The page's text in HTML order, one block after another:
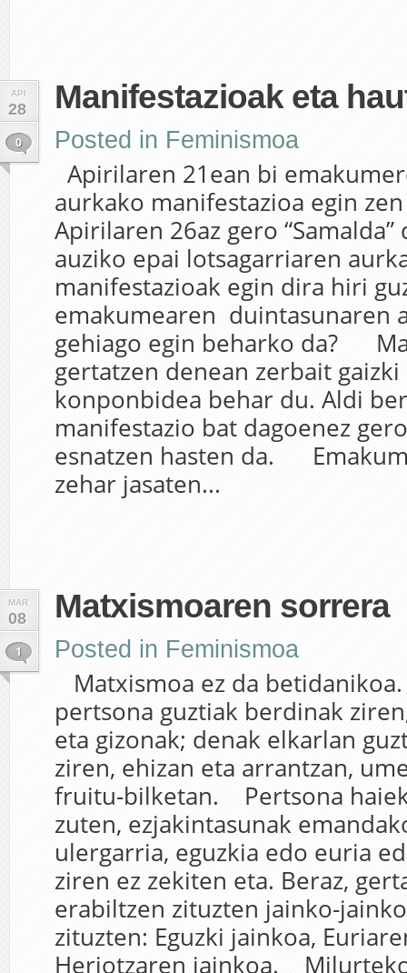
API
28
0
Manifestazioak eta
Posted in Feminismoa
Apirilaren 21ean bi
aurkako manifestazioa egin
Apirilaren 26az gero
auziko epai lotsagarriaren
manifestazioak egin dira hiri
emakumearen duintasunaren
gehiago egin beharko da?
gertatzen denean zerbait
konponbidea behar du. Aldi
manifestazio bat dagoenez
esnatzen hasten da.
zehar jasaten...
MAR
08
1
Matxismoaren sorrera
Posted in Feminismoa
Matxismoa ez da
pertsona guztiak berdinak
eta gizonak; denak elkarlan
ziren, ehizan eta arrantzan,
fruitu-bilketan. Pertsona
zuten, ezjakintasunak
ulergarria, eguzkia edo euria
ziren ez zekiten eta. Beraz,
erabiltzen zituzten jainko-
zituzten: Eguzki jainkoa,
Heriotzaren jainkoa.